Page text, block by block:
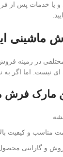
یا خدمات پس از
ماشینی
در زمینه
ای نیست. اما اگر
مارک فرش
مناسب و کیفیت
و گارانتی